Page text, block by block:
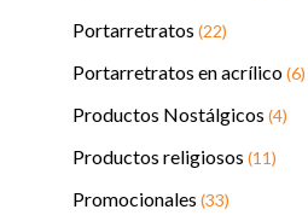
Portarretratos (22)
Portarretratos en acrílico(6)
Productos Nostálgicos (4)
Productos religiosos (11)
Promocionales (33)